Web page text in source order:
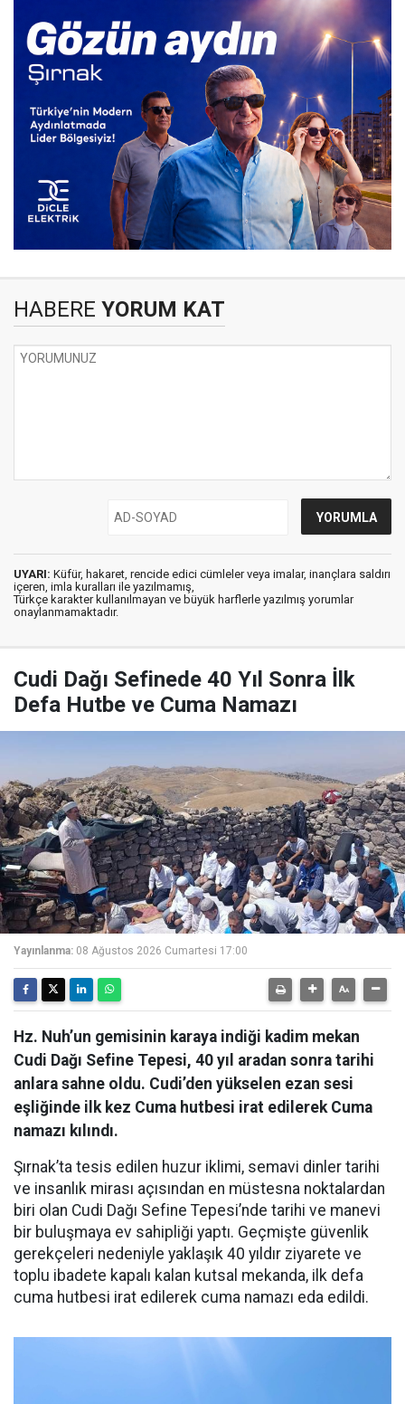
HABERE YORUM KAT
UYARI: Küfür, hakaret, rencide edici cümleler veya imalar, inançlara saldırı
içeren, imla kuralları ile yazılmamış,
Türkçe karakter kullanılmayan ve büyük harflerle yazılmış yorumlar
onaylanmamaktadır.
Cudi Dağı Sefinede 40 Yıl Sonra İlk
Defa Hutbe ve Cuma Namazı
Yayınlanma: 08 Ağustos 2026 Cumartesi 17:00
Hz. Nuh’un gemisinin karaya indiği kadim mekan
Cudi Dağı Sefine Tepesi, 40 yıl aradan sonra tarihi
anlara sahne oldu. Cudi’den yükselen ezan sesi
eşliğinde ilk kez Cuma hutbesi irat edilerek Cuma
namazı kılındı.
Şırnak’ta tesis edilen huzur iklimi, semavi dinler tarihi
ve insanlık mirası açısından en müstesna noktalardan
biri olan Cudi Dağı Sefine Tepesi’nde tarihi ve manevi
bir buluşmaya ev sahipliği yaptı. Geçmişte güvenlik
gerekçeleri nedeniyle yaklaşık 40 yıldır ziyarete ve
toplu ibadete kapalı kalan kutsal mekanda, ilk defa
cuma hutbesi irat edilerek cuma namazı eda edildi.